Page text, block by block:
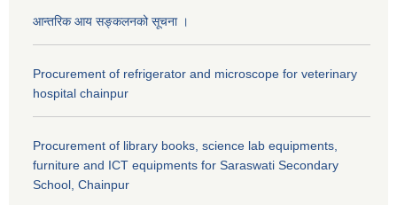
आन्तरिक आय सङ्कलनको सूचना ।
Procurement of refrigerator and microscope for veterinary
hospital chainpur
Procurement of library books, science lab equipments,
furniture and ICT equipments for Saraswati Secondary
School, Chainpur